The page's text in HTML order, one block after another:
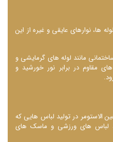
‌ها، نوارهای عایقی و غیره از این
مانند لوله ‌های گرمایشی و
مقاوم در برابر نور خورشید و
الاستومر در تولید لباس ‌هایی که
لباس های ورزشی و ماسک های